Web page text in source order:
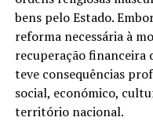
bens pelo Estado.
reforma necessária à
recuperação financeira
teve consequências
social, económico,
território nacional.